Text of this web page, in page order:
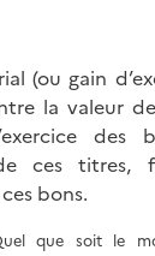
(ou gain
la valeur
des
de ces
bons.
que soit le